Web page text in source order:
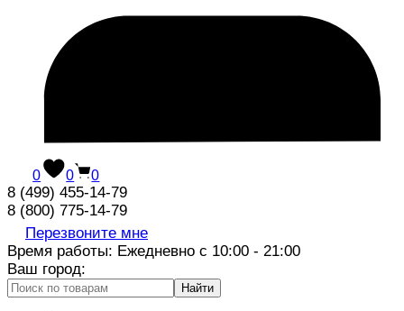
0 0 0
8 (499) 455-14-79
8 (800) 775-14-79
Перезвоните мне
Время работы: Ежедневно с 10:00 - 21:00
Ваш город:
Найти